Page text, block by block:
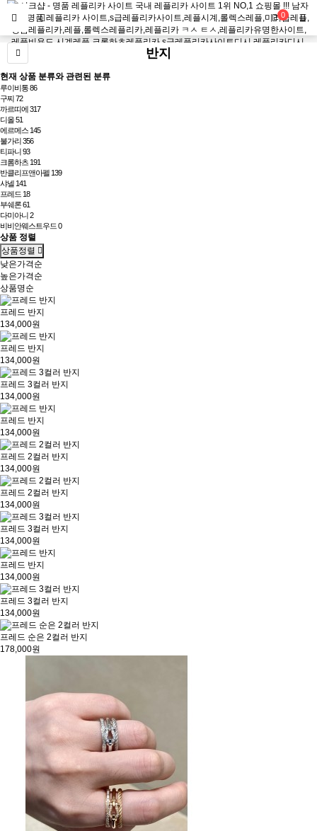
0
반지
현재 상품 분류와 관련된 분류
루이비통86
구찌72
까르띠에317
디올51
에르메스 145
불가리356
티파니93
크롬하츠 191
반클리프앤아펠 139
샤넬 141
프레드 18
부쉐론61
다미아니2
비비안웨스트우드0
상품 정렬
상품정렬
낮은가격순
높은가격순
상품명순
프레드 반지
134,000원
프레드 반지
134,000원
프레드 3컬러 반지
134,000원
프레드 반지
134,000원
프레드 2컬러 반지
134,000원
프레드 2컬러 반지
134,000원
프레드 3컬러 반지
134,000원
프레드 반지
134,000원
프레드 3컬러 반지
134,000원
프레드 순은 2컬러 반지
178,000원